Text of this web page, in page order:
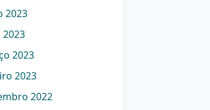
2023
2023
2023
2022